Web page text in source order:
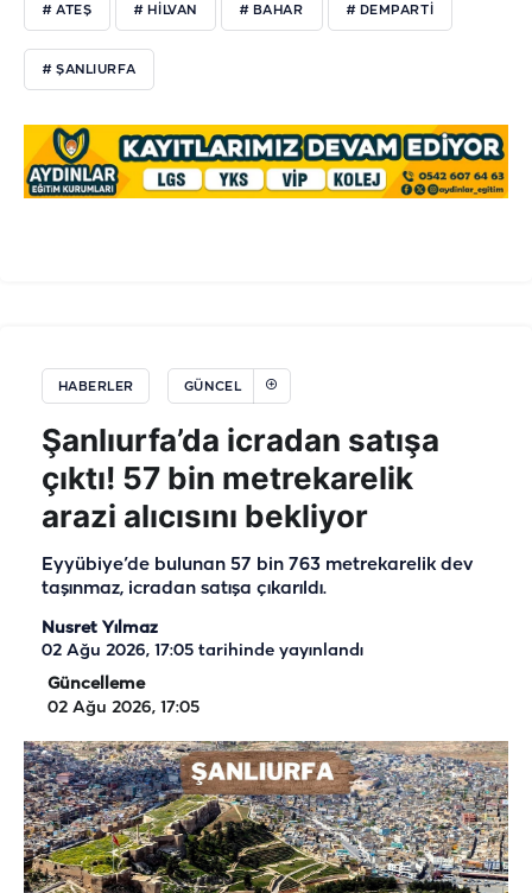
# ATEŞ # HILVAN # BAHAR # DEMPARTI
# ŞANLIURFA
HABERLER GÜNCEL
Şanlıurfa’da icradan satışa
çıktı! 57 bin metrekarelik
arazi alıcısını bekliyor
Eyyübiye’de bulunan 57 bin 763 metrekarelik dev
taşınmaz, icradan satışa çıkarıldı.
Nusret Yılmaz
02 Ağu 2026, 17:05 tarihinde yayınlandı
Güncelleme
02 Ağu 2026, 17:05